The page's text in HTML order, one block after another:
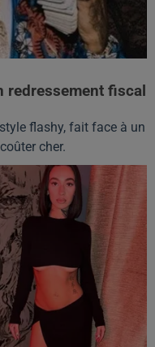
redressement fiscal
flashy, fait face à un
cher.